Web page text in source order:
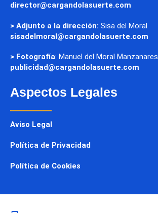
director@cargandolasuerte.com
> Adjunto a la dirección: Sisa del Moral
sisadelmoral@cargandolasuerte.com
> Fotografía: Manuel del Moral Manzanares
publicidad@cargandolasuerte.com
Aspectos Legales
Aviso Legal
Política de Privacidad
Política de Cookies